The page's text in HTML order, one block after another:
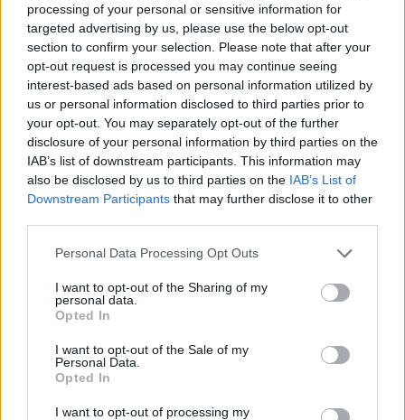
processing of your personal or sensitive information for
targeted advertising by us, please use the below opt-out
section to confirm your selection. Please note that after your
opt-out request is processed you may continue seeing
interest-based ads based on personal information utilized by
us or personal information disclosed to third parties prior to
your opt-out. You may separately opt-out of the further
disclosure of your personal information by third parties on the
IAB’s list of downstream participants. This information may
also be disclosed by us to third parties on the IAB’s List of
Downstream Participants that may further disclose it to other
Please note that this website/app uses one or more Google
not limited to your visit or usage behaviour. You may click to
grant or deny consent to Google and its third-party tags to
use your data for below specified purposes in below Google
consent section.
Personal Data Processing Opt Outs
I want to opt-out of the Sharing of my
personal data.
Opted In
I want to opt-out of the Sale of my
Personal Data.
Opted In
I want to opt-out of processing my
Különleges történet húzódik a Fradi Real Madridnak
lőtt gólja mögött
A Fradi gólszerzőjének neve nagyon is ismerős lehet Madridban és
pont az szerezte, akit a Real szurkolói a legkevésbé szerettek volna a
2026.08.09. |